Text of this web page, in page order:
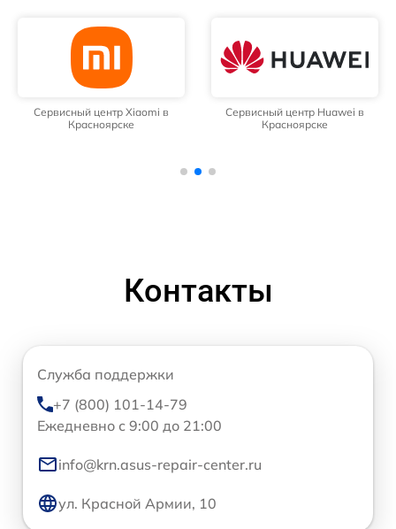
Сервисный центр Xiaomi в
Красноярске
Сервисный центр Huawei в
Красноярске
Контакты
Служба поддержки
+7 (800) 101-14-79
Ежедневно с 9:00 до 21:00
info@krn.asus-repair-center.ru
ул. Красной Армии, 10